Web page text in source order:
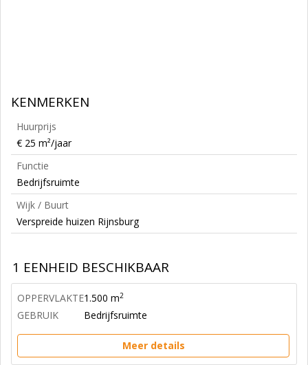
KENMERKEN
Huurprijs
€ 25 m²/jaar
Functie
Bedrijfsruimte
Wijk / Buurt
Verspreide huizen Rijnsburg
1 EENHEID BESCHIKBAAR
OPPERVLAKTE1.500 m2
GEBRUIK Bedrijfsruimte
Meer details